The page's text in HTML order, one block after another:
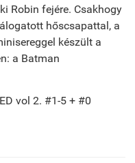
Robin fejére. Csakhogy
hőscsapattal, a
készült a
a Batman
vol 2. #1-5 + #0